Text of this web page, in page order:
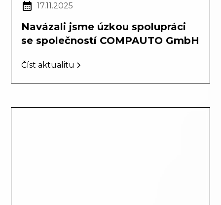
17.11.2025
Navázali jsme úzkou spolupráci
se společností COMPAUTO GmbH
Číst aktualitu